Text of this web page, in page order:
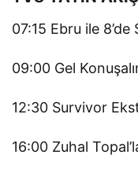
07:15 Ebru ile 8’de
09:00 Gel
12:30 Survivor
16:00 Zuhal